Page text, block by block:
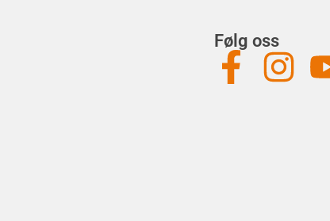
Følg oss